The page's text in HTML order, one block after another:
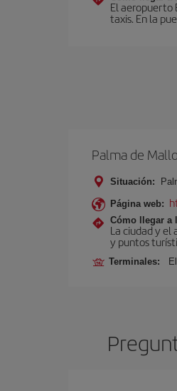
El aeropuerto
taxis. En la
Palma de
Situación:
Página web:
Cómo llegar a
La ciudad y
y puntos
Terminales: